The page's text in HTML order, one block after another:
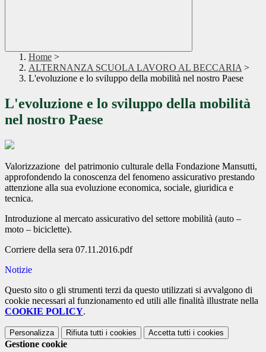
Home >
ALTERNANZA SCUOLA LAVORO AL BECCARIA >
L'evoluzione e lo sviluppo della mobilità nel nostro Paese
L'evoluzione e lo sviluppo della mobilità
nel nostro Paese
Valorizzazione del patrimonio culturale della Fondazione Mansutti,
approfondendo la conoscenza del fenomeno assicurativo prestando
attenzione alla sua evoluzione economica, sociale, giuridica e
tecnica.
Introduzione al mercato assicurativo del settore mobilità (auto –
moto – biciclette).
Corriere della sera 07.11.2016.pdf
Notizie
Questo sito o gli strumenti terzi da questo utilizzati si avvalgono di
cookie necessari al funzionamento ed utili alle finalità illustrate nella
COOKIE POLICY.
Personalizza Rifiuta tutti i cookies Accetta tutti i cookies
Gestione cookie